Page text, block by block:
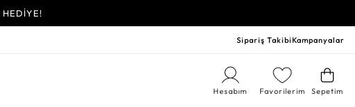
HEDİYE!
Sipariş TakibiKampanyalar
Sepetim
Favorilerim
Hesabım